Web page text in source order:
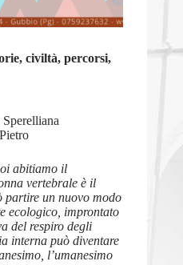
civiltà, percorsi,
abitiamo il
vertebrale è il
partire un nuovo modo
ecologico, improntato
del respiro degli
interna può diventare
l’umanesimo